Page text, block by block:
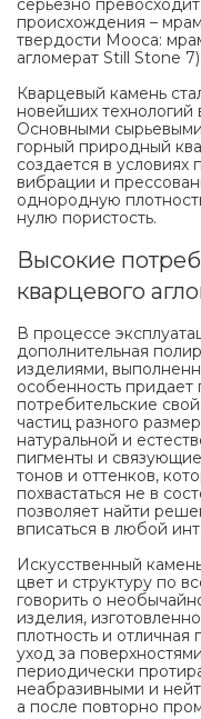
серьезно
происхождения –
твердости Мооса:
агломерат Still Stone 7).
Кварцевый камень
новейших технологий
Основными
горный природный
создается в
вибрации и
однородную
нулю пористость.
Высокие
кварцевого
В процессе
дополнительная
изделиями,
особенность придает
потребительские
частиц разного
натуральной и
пигменты и
тонов и оттенков,
похвастаться не в
позволяет найти
вписаться в любой
Искусственный
цвет и структуру по
говорить о
изделия,
плотность и отличная
уход за
периодически
неабразивными и
а после повторно